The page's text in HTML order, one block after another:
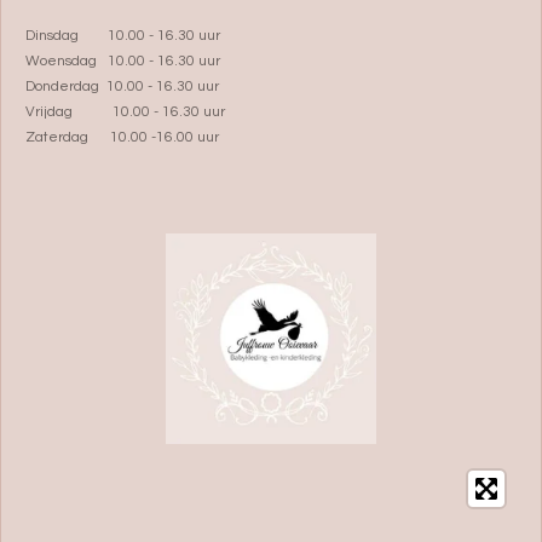
Dinsdag 10.00 - 16.30 uur
Woensdag 10.00 - 16.30 uur
Donderdag 10.00 - 16.30 uur
Vrijdag 10.00 - 16.30 uur
Zaterdag 10.00 -16.00 uur